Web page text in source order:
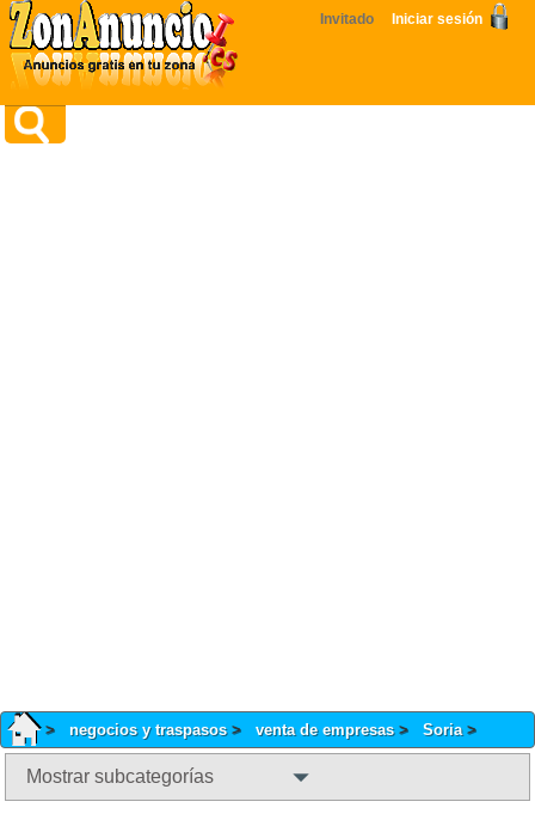
Invitado Iniciar sesión
negocios y traspasos venta de empresas Soria
Mostrar subcategorías